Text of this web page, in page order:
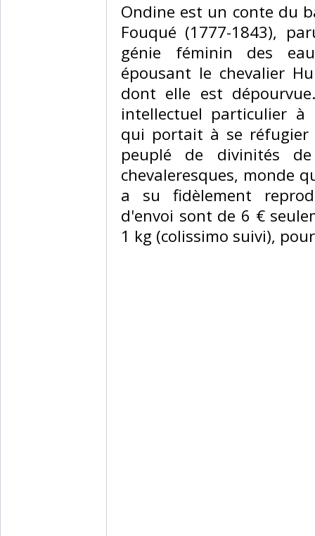
‎Ondine est un conte du
Fouqué (1777-1843),
génie féminin des
épousant le chevalier
dont elle est
intellectuel particulier à
qui portait à se réfugier
peuplé de divinités
chevaleresques, monde
a su fidèlement
d'envoi sont de 6 €
1 kg (colissimo suivi),